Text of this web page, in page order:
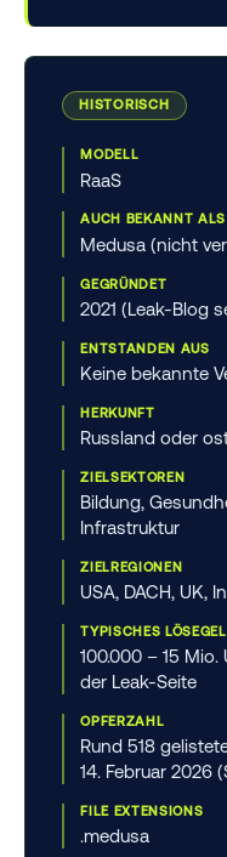
HISTORISCH
MODELL
RaaS
AUCH BEKANNT ALS
Medusa (nicht
GEGRÜNDET
2021 (Leak-Blog
ENTSTANDEN AUS
Keine bekannte
HERKUNFT
Russland oder
ZIELSEKTOREN
Bildung,
Infrastruktur
ZIELREGIONEN
USA, DACH, UK,
TYPISCHES
100.000 – 15
der Leak-Seite
OPFERZAHL
Rund 518
14. Februar 2026
FILE EXTENSIONS
.medusa